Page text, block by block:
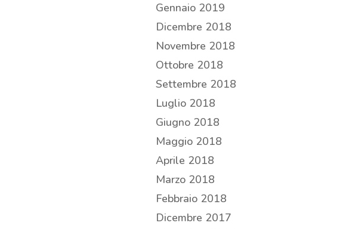
Gennaio 2019
Dicembre 2018
Novembre 2018
Ottobre 2018
Settembre 2018
Luglio 2018
Giugno 2018
Maggio 2018
Aprile 2018
Marzo 2018
Febbraio 2018
Dicembre 2017